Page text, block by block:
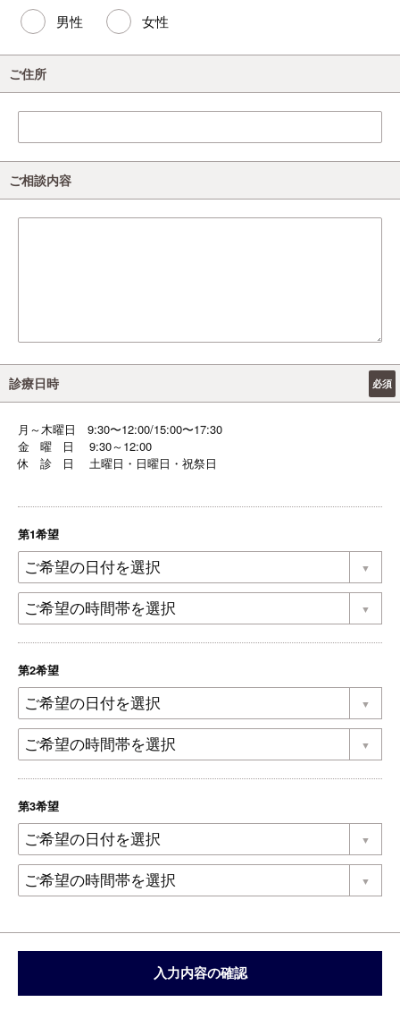
男性 女性
ご住所
ご相談内容
診療日時
月～木曜日 9:30〜12:00/15:00〜17:30
金 曜 日 9:30～12:00
休 診 日 土曜日・日曜日・祝祭日
第1希望
第2希望
第3希望